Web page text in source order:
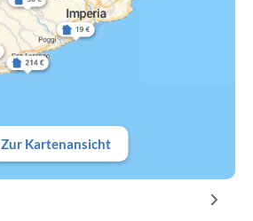
Zur Kartenansicht